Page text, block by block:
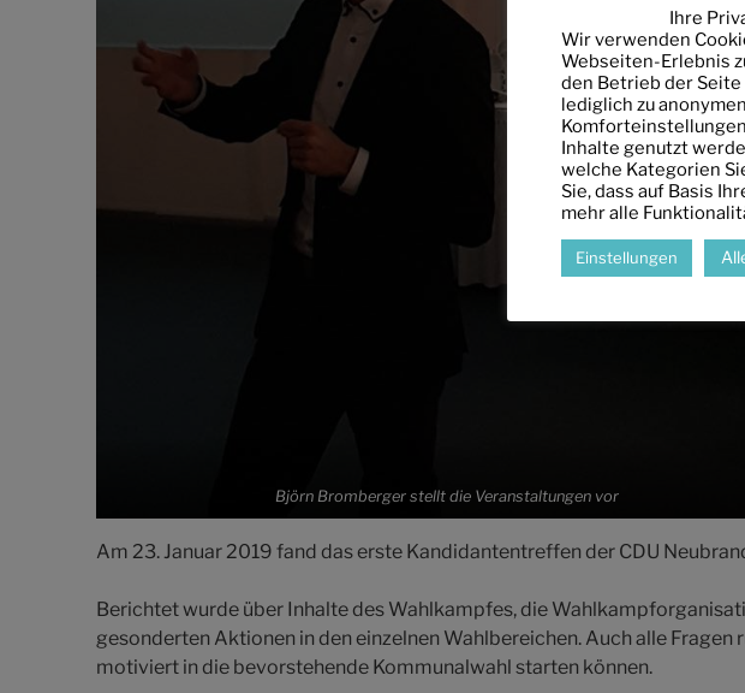
Björn Bromberger stellt die Veranstaltungen vor
Am 23. Januar 2019 fand das erste Kandidantentreffen der CDU
Berichtet wurde über Inhalte des Wahlkampfes, die
gesonderten Aktionen in den einzelnen Wahlbereichen. Auch alle
motiviert in die bevorstehende Kommunalwahl starten können.
Ihre
Wir verwenden
Webseiten-Erlebnis
den Betrieb der
lediglich zu
Inhalte genutzt
welche Kategorien
Sie, dass auf Basis
mehr alle
Einstellungen